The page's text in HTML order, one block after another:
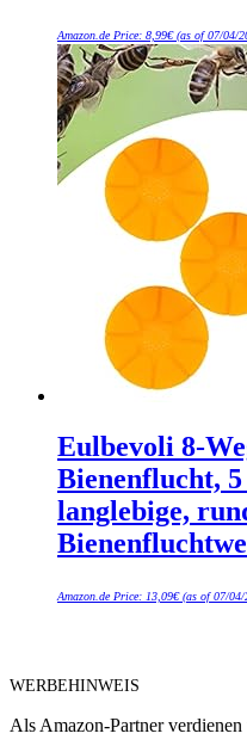
Amazon.de Price: 8,99€(as of 07/04/
Eulbevoli 8-
Bienenflucht,
langlebige,
Amazon.de Price: 13,09€(as of 07/04/
WERBEHINWEIS
Als Amazon-Partner